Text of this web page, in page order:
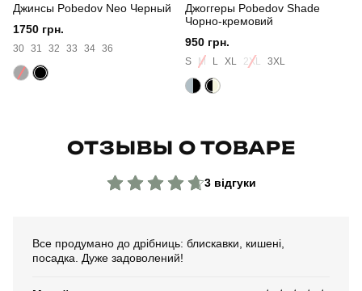
Джинсы Pobedov Neo Черный
1750 грн.
30 31 32 33 34 36
Джоггеры Pobedov Shade
Чорно-кремовий
950 грн.
S M L XL 2XL 3XL
ОТЗЫВЫ О ТОВАРЕ
3 відгуки
Все продумано до дрібниць: блискавки, кишені,
посадка. Дуже задоволений!